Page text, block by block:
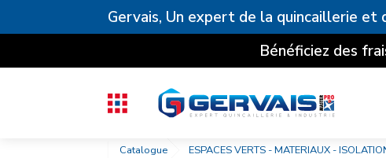
Gervais, Un expert de la quincaillerie et
Bénéficiez des
Catalogue ESPACES VERTS - MATERIAUX -